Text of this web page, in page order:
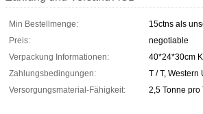
Min Bestellmenge:
15ctns als
Preis:
negotiable
Verpackung Informationen:
40*24*30cm
Zahlungsbedingungen:
T / T, Western
Versorgungsmaterial-Fähigkeit:
2,5 Tonne pro